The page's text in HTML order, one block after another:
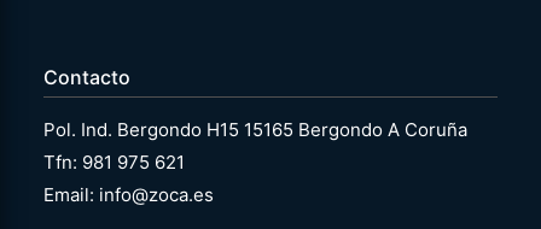
Contacto
Pol. Ind. Bergondo H15 15165 Bergondo A Coruña
Tfn: 981 975 621
Email: info@zoca.es